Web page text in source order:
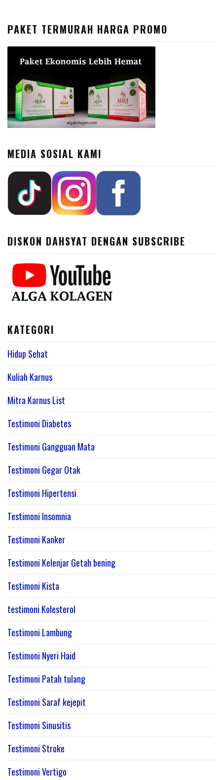
PAKET TERMURAH HARGA PROMO
MEDIA SOSIAL KAMI
DISKON DAHSYAT DENGAN SUBSCRIBE
KATEGORI
Hidup Sehat
Kuliah Karnus
Mitra Karnus List
Testimoni Diabetes
Testimoni Gangguan Mata
Testimoni Gegar Otak
Testimoni Hipertensi
Testimoni Insomnia
Testimoni Kanker
Testimoni Kelenjar Getah bening
Testimoni Kista
testimoni Kolesterol
Testimoni Lambung
Testimoni Nyeri Haid
Testimoni Patah tulang
Testimoni Saraf kejepit
Testimoni Sinusitis
Testimoni Stroke
Testimoni Vertigo